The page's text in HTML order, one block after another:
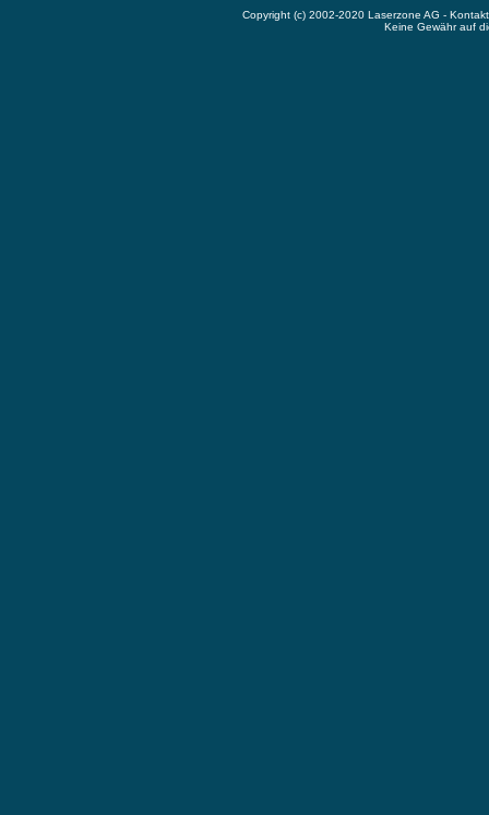
Copyright (c) 2002-2020 Laserzone AG -
Keine Gewähr auf